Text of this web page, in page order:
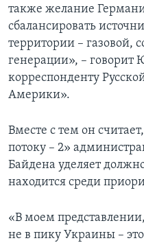
также желание
сбалансировать
территории – газовой,
генерации», – говорит
корреспонденту
Америки».
Вместе с тем он
потоку – 2»
Байдена уделяет
находится среди
«В моем представлении,
не в пику Украины –